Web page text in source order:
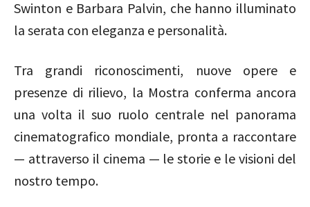
Swinton e Barbara Palvin, che hanno illuminato
la serata con eleganza e personalità.
Tra grandi riconoscimenti, nuove opere e
presenze di rilievo, la Mostra conferma ancora
una volta il suo ruolo centrale nel panorama
cinematografico mondiale, pronta a raccontare
— attraverso il cinema — le storie e le visioni del
nostro tempo.